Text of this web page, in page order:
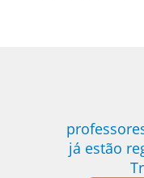
já estão